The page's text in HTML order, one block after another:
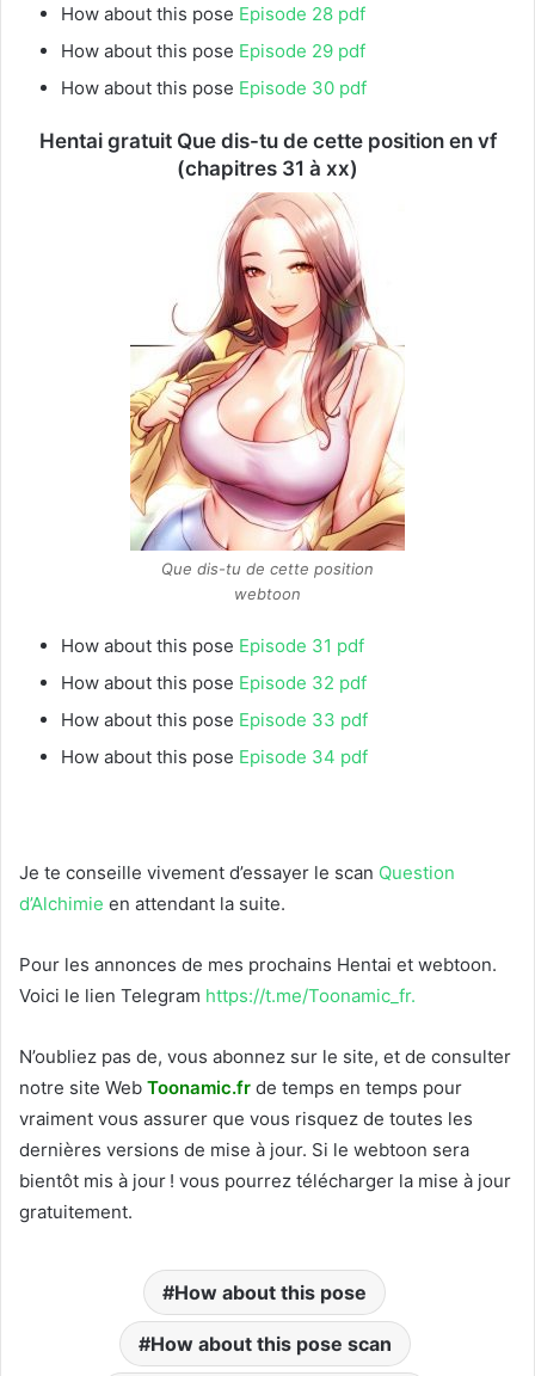
How about this pose Episode 28 pdf
How about this pose Episode 29 pdf
How about this pose Episode 30 pdf
Hentai gratuit Que dis-tu de cette position en vf
(chapitres 31 à xx)
Que dis-tu de cette position
webtoon
How about this pose Episode 31 pdf
How about this pose Episode 32 pdf
How about this pose Episode 33 pdf
How about this pose Episode 34 pdf
Je te conseille vivement d’essayer le scan Question
d’Alchimie en attendant la suite.
Pour les annonces de mes prochains Hentai et webtoon.
Voici le lien Telegram https://t.me/Toonamic_fr.
N’oubliez pas de, vous abonnez sur le site, et de consulter
notre site Web Toonamic.fr de temps en temps pour
vraiment vous assurer que vous risquez de toutes les
dernières versions de mise à jour. Si le webtoon sera
bientôt mis à jour ! vous pourrez télécharger la mise à jour
gratuitement.
How about this pose
How about this pose scan